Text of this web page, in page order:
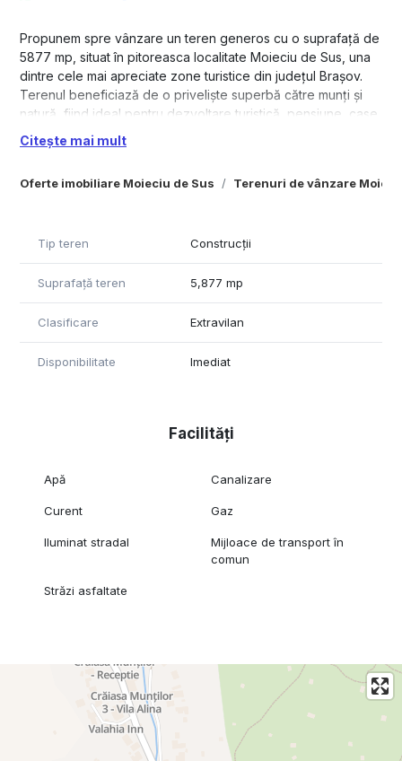
Oferte imobiliare Moieciu de Sus Terenuri de vânzare
Propunem spre vânzare un teren generos cu o suprafață de
5877 mp, situat în pitoreasca localitate Moieciu de Sus, una
dintre cele mai apreciate zone turistice din județul Brașov.
Terenul beneficiază de o priveliște superbă către munți și
natură, fiind ideal pentru dezvoltare turistică, pensiune, case
de vacanță, cabane sau investiție pe termen lung.
Zona este liniștită, cu aer curat și peisaje spectaculoase,
Caracteristici:
Potrivit pentru pensiune, cabane, proiect turistic sau
parcelare
Acces în zonă cu potențial turistic ridicat
Locație aproape de atracțiile turistice din zona Bran–Moieciu
Localitatea este renumită pentru peisajele montane, tradițiile
autentice și apropierea de zone turistice importante, fiind o
alegere excelentă atât pentru relaxare, cât și pentru
Citește mai mult
Tip teren Construcții
Suprafață teren 5,877 mp
Clasificare Extravilan
Disponibilitate Imediat
Facilități
Apă Canalizare
Curent Gaz
Iluminat stradal
Mijloace de transport în
comun
Străzi asfaltate